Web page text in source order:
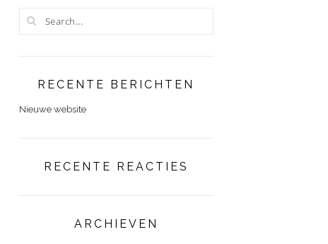
RECENTE BERICHTEN
Nieuwe website
RECENTE REACTIES
ARCHIEVEN